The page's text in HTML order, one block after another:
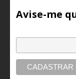
Avise-me